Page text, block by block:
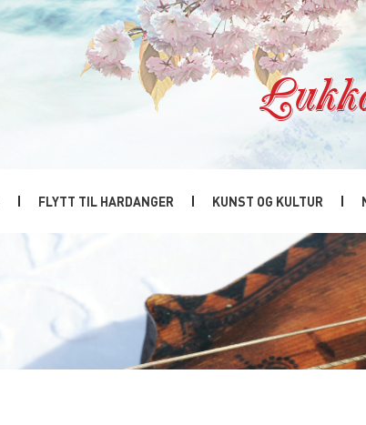
FLYTT TIL HARDANGER KUNST OG KULTUR